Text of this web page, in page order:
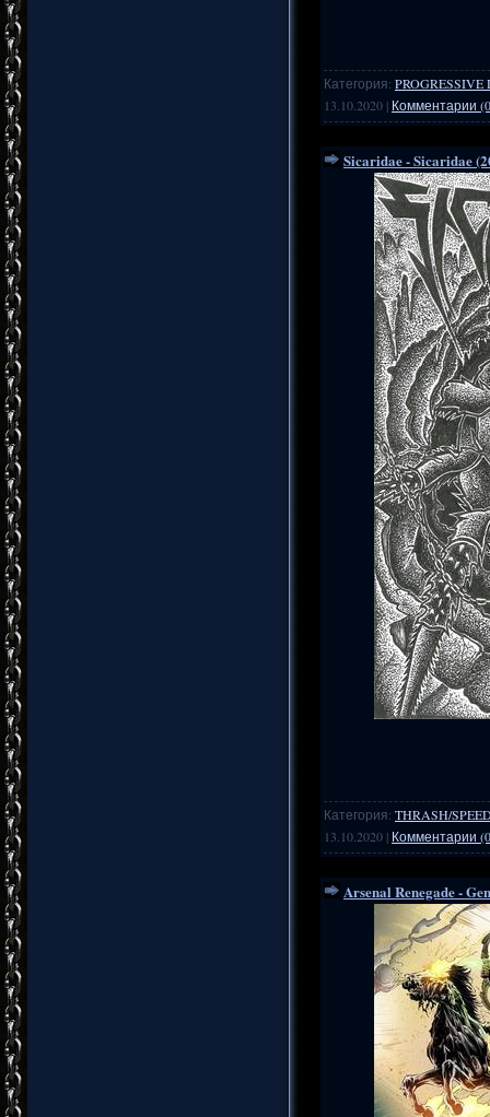
Категория:
13.10.2020 | Комментарии
Sicaridae - Sicaridae
Категория: THRASH/
13.10.2020 | Комментарии
Arsenal Renegade -